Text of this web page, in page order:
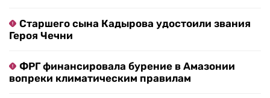
Старшего сына Кадырова удостоили звания
Героя Чечни
ФРГ финансировала бурение в Амазонии
вопреки климатическим правилам